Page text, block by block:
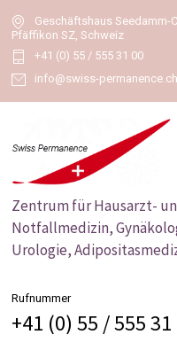
Geschäftshaus Seedamm-
Pfäffikon SZ, Schweiz
+41 (0) 55 / 555 31 00
info@swiss-permanence.ch
Zentrum für Hausarzt-
Notfallmedizin,
Urologie,
Rufnummer
+41 (0) 55 / 555 31